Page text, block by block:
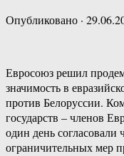
Опубликовано ·
Евросоюз решил
значимость в
против Белоруссии.
государств – членов
один день
ограничительных мер